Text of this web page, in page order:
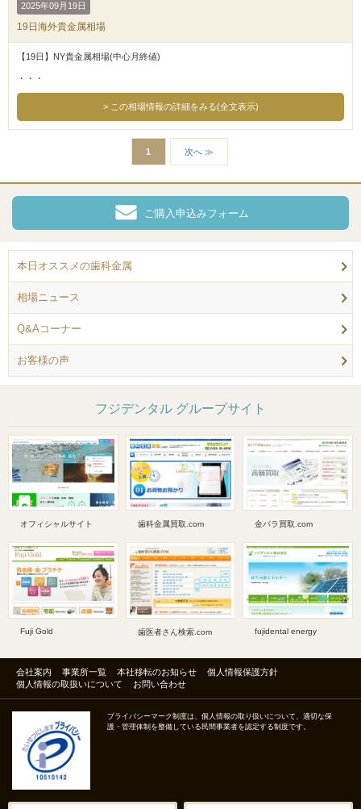
2025年09月19日
19日海外貴金属相場
【19日】NY貴金属相場(中心月終値)
・・・
この相場情報の詳細をみる(全文表示)
1 次へ ≫
ご購入申込みフォーム
本日オススメの歯科金属
相場ニュース
Q&Aコーナー
お客様の声
フジデンタル グループサイト
オフィシャルサイト 歯科金属買取.com 金パラ買取.com
Fuji Gold 歯医者さん検索.com fujidental energy
会社案内 事業所一覧 本社移転のお知らせ
個人情報保護方針
個人情報の取扱いについて
お問い合わせ
プライバシーマーク制度は、個人情報の取り扱いについて、適切な保
護・管理体制を整備している民間事業者を認定する制度です。